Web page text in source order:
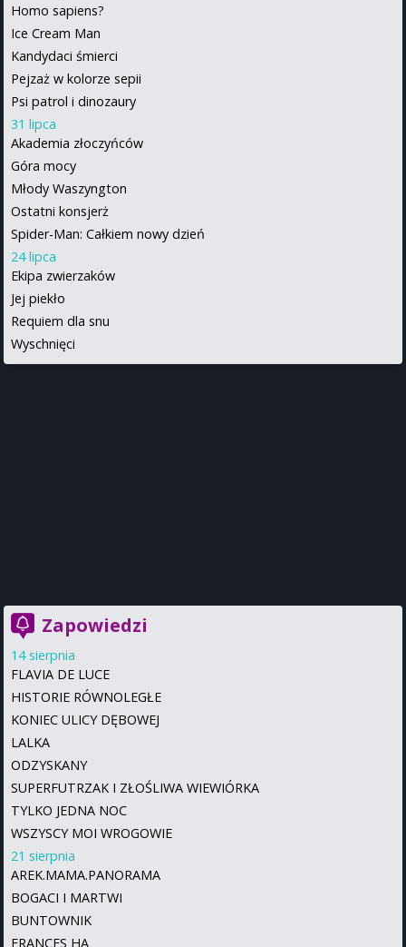
Homo sapiens?
Ice Cream Man
Kandydaci śmierci
Pejzaż w kolorze sepii
Psi patrol i dinozaury
31 lipca
Akademia złoczyńców
Góra mocy
Młody Waszyngton
Ostatni konsjerż
Spider-Man: Całkiem nowy dzień
24 lipca
Ekipa zwierzaków
Jej piekło
Requiem dla snu
Wyschnięci
Zapowiedzi
14 sierpnia
FLAVIA DE LUCE
HISTORIE RÓWNOLEGŁE
KONIEC ULICY DĘBOWEJ
LALKA
ODZYSKANY
SUPERFUTRZAK I ZŁOŚLIWA WIEWIÓRKA
TYLKO JEDNA NOC
WSZYSCY MOI WROGOWIE
21 sierpnia
AREK.MAMA.PANORAMA
BOGACI I MARTWI
BUNTOWNIK
FRANCES HA